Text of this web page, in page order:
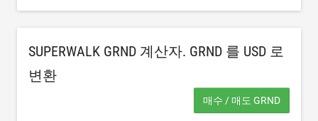
SUPERWALK GRND 계산자. GRND 를 USD 로
변환
매수 / 매도 GRND